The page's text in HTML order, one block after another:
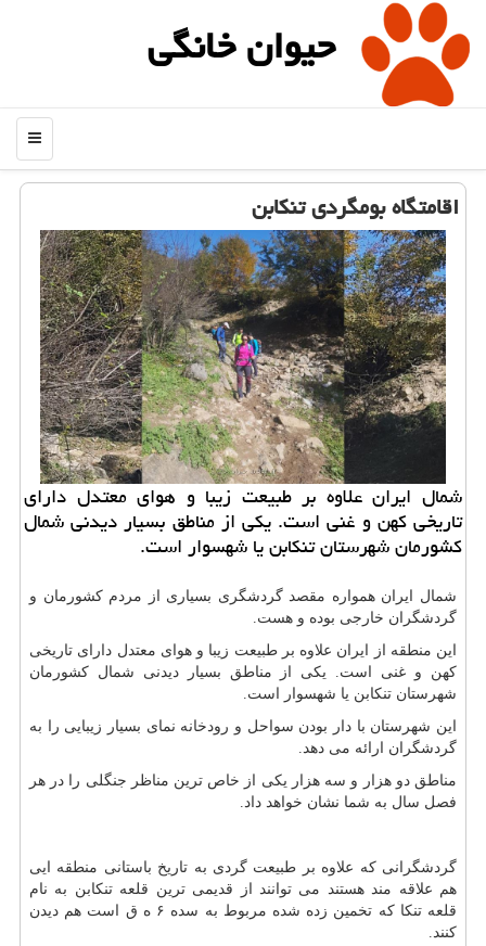
حیوان خانگی
منو
اقامتگاه بومگردی تنكابن
شمال ایران علاوه بر طبیعت زیبا و هوای معتدل دارای
تاریخی كهن و غنی است. یكی از مناطق بسیار دیدنی شمال
كشورمان شهرستان تنكابن یا شهسوار است.
شمال ایران همواره مقصد گردشگری بسیاری از مردم کشورمان و
گردشگران خارجی بوده و هست.
این منطقه از ایران علاوه بر طبیعت زیبا و هوای معتدل دارای تاریخی
کهن و غنی است. یکی از مناطق بسیار دیدنی شمال کشورمان
شهرستان تنکابن یا شهسوار است.
این شهرستان با دار بودن سواحل و رودخانه نمای بسیار زیبایی را به
گردشگران ارائه می دهد.
مناطق دو هزار و سه هزار یکی از خاص ترین مناظر جنگلی را در هر
فصل سال به شما نشان خواهد داد.
گردشگرانی که علاوه بر طبیعت گردی به تاریخ باستانی منطقه ایی
هم علاقه مند هستند می توانند از قدیمی ترین قلعه تنکابن به نام
قلعه تنکا که تخمین زده شده مربوط به سده ۶ ه ق است هم دیدن
کنند.